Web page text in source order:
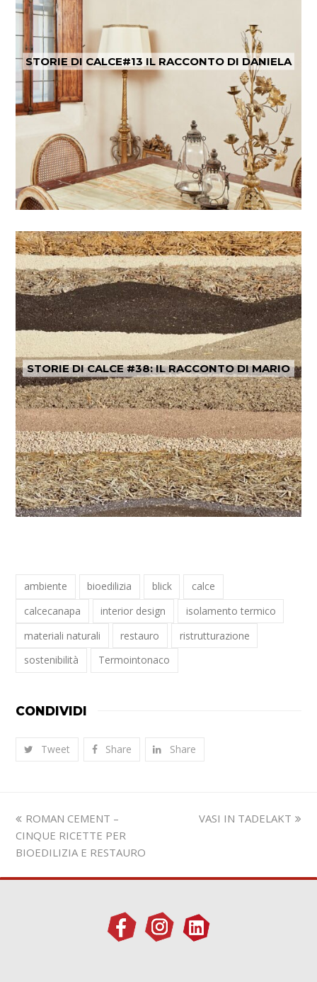
STORIE DI CALCE#13 IL RACCONTO DI DANIELA
STORIE DI CALCE #38: IL RACCONTO DI MARIO
ambiente bioedilizia blick
calce
calcecanapa
interior design
isolamento termico
materiali naturali
restauro
ristrutturazione
sostenibilità
Termointonaco
CONDIVIDI
Tweet Share Share
Slide
precedente:
ROMAN CEMENT –
CINQUE RICETTE PER
BIOEDILIZIA E RESTAURO
visualizza
VASI IN TADELAKT